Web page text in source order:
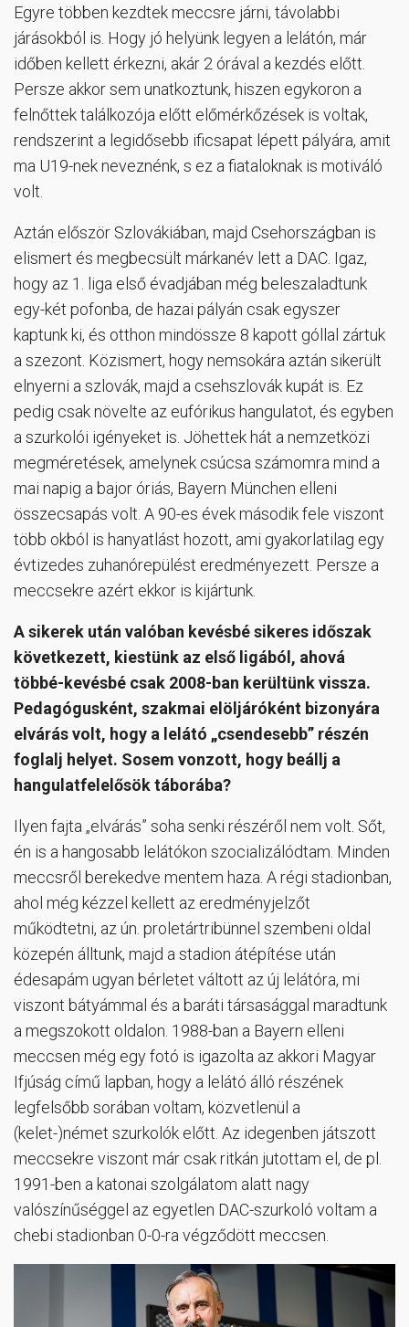
Egyre többen kezdtek meccsre járni, távolabbi
járásokból is. Hogy jó helyünk legyen a lelátón, már
időben kellett érkezni, akár 2 órával a kezdés előtt.
Persze akkor sem unatkoztunk, hiszen egykoron a
felnőttek találkozója előtt előmérkőzések is voltak,
rendszerint a legidősebb ificsapat lépett pályára, amit
ma U19-nek neveznénk, s ez a fiataloknak is motiváló
volt.
Aztán először Szlovákiában, majd Csehországban is
elismert és megbecsült márkanév lett a DAC. Igaz,
hogy az 1. liga első évadjában még beleszaladtunk
egy-két pofonba, de hazai pályán csak egyszer
kaptunk ki, és otthon mindössze 8 kapott góllal zártuk
a szezont. Közismert, hogy nemsokára aztán sikerült
elnyerni a szlovák, majd a csehszlovák kupát is. Ez
pedig csak növelte az eufórikus hangulatot, és egyben
a szurkolói igényeket is. Jöhettek hát a nemzetközi
megméretések, amelynek csúcsa számomra mind a
mai napig a bajor óriás, Bayern München elleni
összecsapás volt. A 90-es évek második fele viszont
több okból is hanyatlást hozott, ami gyakorlatilag egy
évtizedes zuhanórepülést eredményezett. Persze a
meccsekre azért ekkor is kijártunk.
A sikerek után valóban kevésbé sikeres időszak
következett, kiestünk az első ligából, ahová
többé-kevésbé csak 2008-ban kerültünk vissza.
Pedagógusként, szakmai elöljáróként bizonyára
elvárás volt, hogy a lelátó „csendesebb” részén
foglalj helyet. Sosem vonzott, hogy beállj a
hangulatfelelősök táborába?
Ilyen fajta „elvárás” soha senki részéről nem volt. Sőt,
én is a hangosabb lelátókon szocializálódtam. Minden
meccsről berekedve mentem haza. A régi stadionban,
ahol még kézzel kellett az eredményjelzőt
működtetni, az ún. proletártribünnel szembeni oldal
közepén álltunk, majd a stadion átépítése után
édesapám ugyan bérletet váltott az új lelátóra, mi
viszont bátyámmal és a baráti társasággal maradtunk
a megszokott oldalon. 1988-ban a Bayern elleni
meccsen még egy fotó is igazolta az akkori Magyar
Ifjúság című lapban, hogy a lelátó álló részének
legfelsőbb sorában voltam, közvetlenül a
(kelet-)német szurkolók előtt. Az idegenben játszott
meccsekre viszont már csak ritkán jutottam el, de pl.
1991-ben a katonai szolgálatom alatt nagy
valószínűséggel az egyetlen DAC-szurkoló voltam a
chebi stadionban 0-0-ra végződött meccsen.